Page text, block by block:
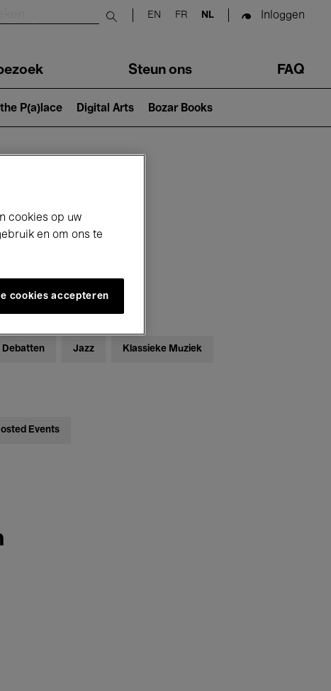
Submit search
EN FR NL Inloggen
Steun ons FAQ
P(a)lace Digital Arts Bozar Books
Debatten Jazz Klassieke Muziek
Events
cookies op uw
en om ons te
cookies accepteren